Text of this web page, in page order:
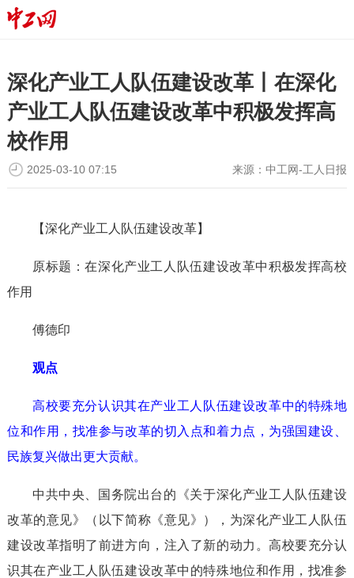
深化产业工人队伍建设改革丨在深化
产业工人队伍建设改革中积极发挥高
校作用
来源：中工网-工人日报
2025-03-10 07:15
【深化产业工人队伍建设改革】
原标题：在深化产业工人队伍建设改革中积极发挥高校
作用
傅德印
观点
高校要充分认识其在产业工人队伍建设改革中的特殊地
位和作用，找准参与改革的切入点和着力点，为强国建设、
民族复兴做出更大贡献。
中共中央、国务院出台的《关于深化产业工人队伍建设
改革的意见》（以下简称《意见》），为深化产业工人队伍
建设改革指明了前进方向，注入了新的动力。高校要充分认
识其在产业工人队伍建设改革中的特殊地位和作用，找准参